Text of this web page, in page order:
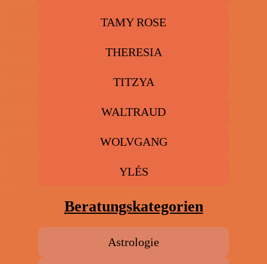
TAMY ROSE
THERESIA
TITZYA
WALTRAUD
WOLVGANG
YLÉS
Beratungskategorien
Astrologie